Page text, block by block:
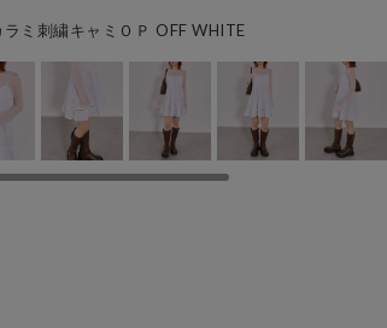
ラミ刺繍キャミＯＰ OFF WHITE